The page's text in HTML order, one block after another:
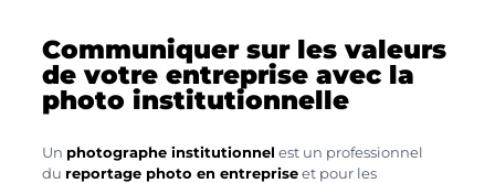
Communiquer sur les valeurs
de votre entreprise avec la
photo institutionnelle
Un photographe institutionnel est un professionnel
du reportage photo en entreprise et pour les